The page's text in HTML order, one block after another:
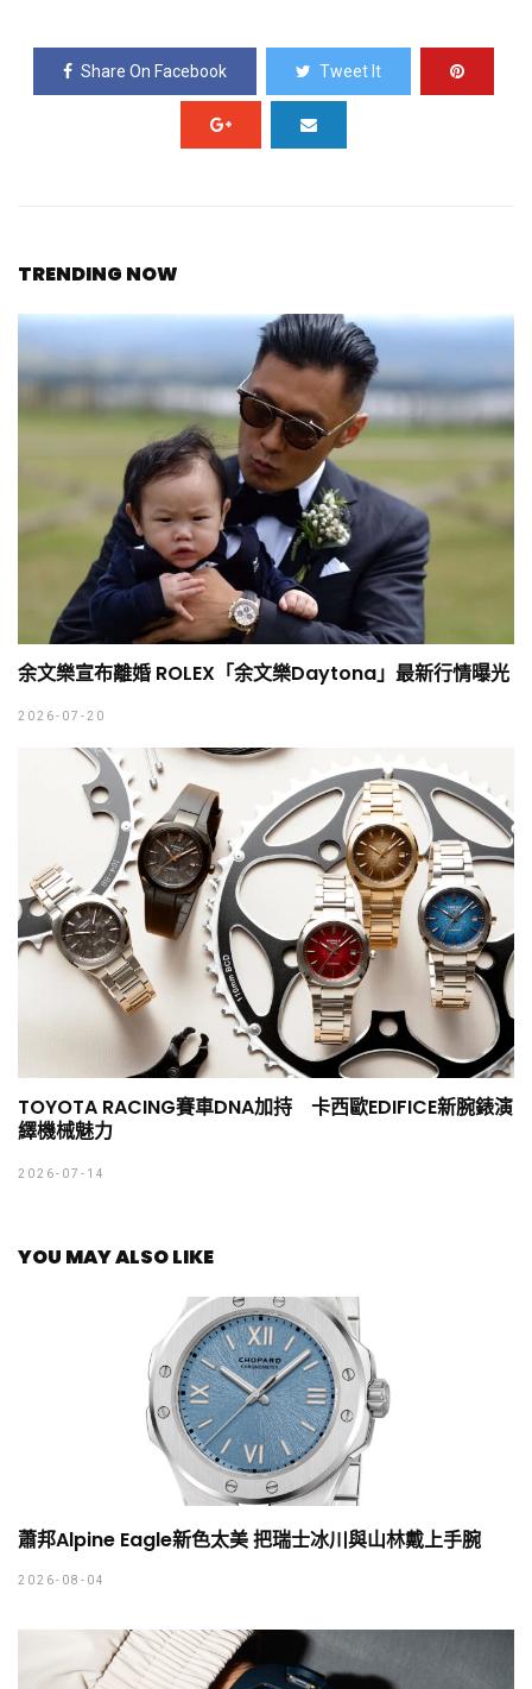
Share On Facebook Tweet It
TRENDING NOW
余文樂宣布離婚 ROLEX「余文樂Daytona」最新行情曝光
2026-07-20
TOYOTA RACING賽車DNA加持 卡西歐EDIFICE新腕錶演
繹機械魅力
2026-07-14
YOU MAY ALSO LIKE
蕭邦Alpine Eagle新色太美 把瑞士冰川與山林戴上手腕
2026-08-04